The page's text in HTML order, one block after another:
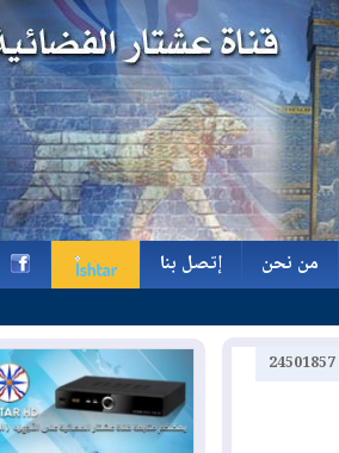
من نحن
إتصل بنا
h